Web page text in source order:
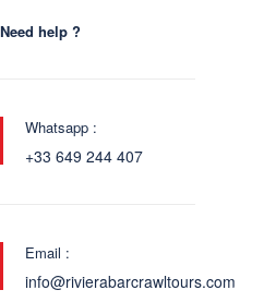
Need help ?
Whatsapp :
+33 649 244 407
Email :
info@rivierabarcrawltours.com